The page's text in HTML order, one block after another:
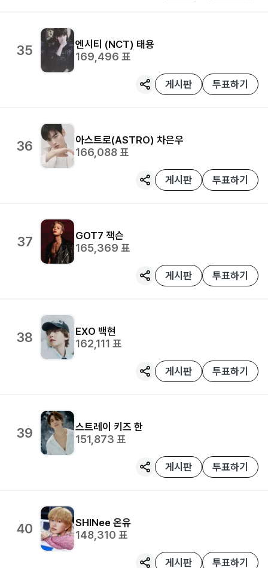
35 엔시티 (NCT) 태용
169,496 표
게시판 투표하기
36 아스트로(ASTRO) 차은우
166,088표
게시판 투표하기
37 GOT7 잭슨
165,369 표
게시판 투표하기
38 EXO 백현
162,111 표
게시판 투표하기
39 스트레이 키즈 한
151,873 표
게시판 투표하기
40 SHINee 온유
148,310 표
게시판 투표하기